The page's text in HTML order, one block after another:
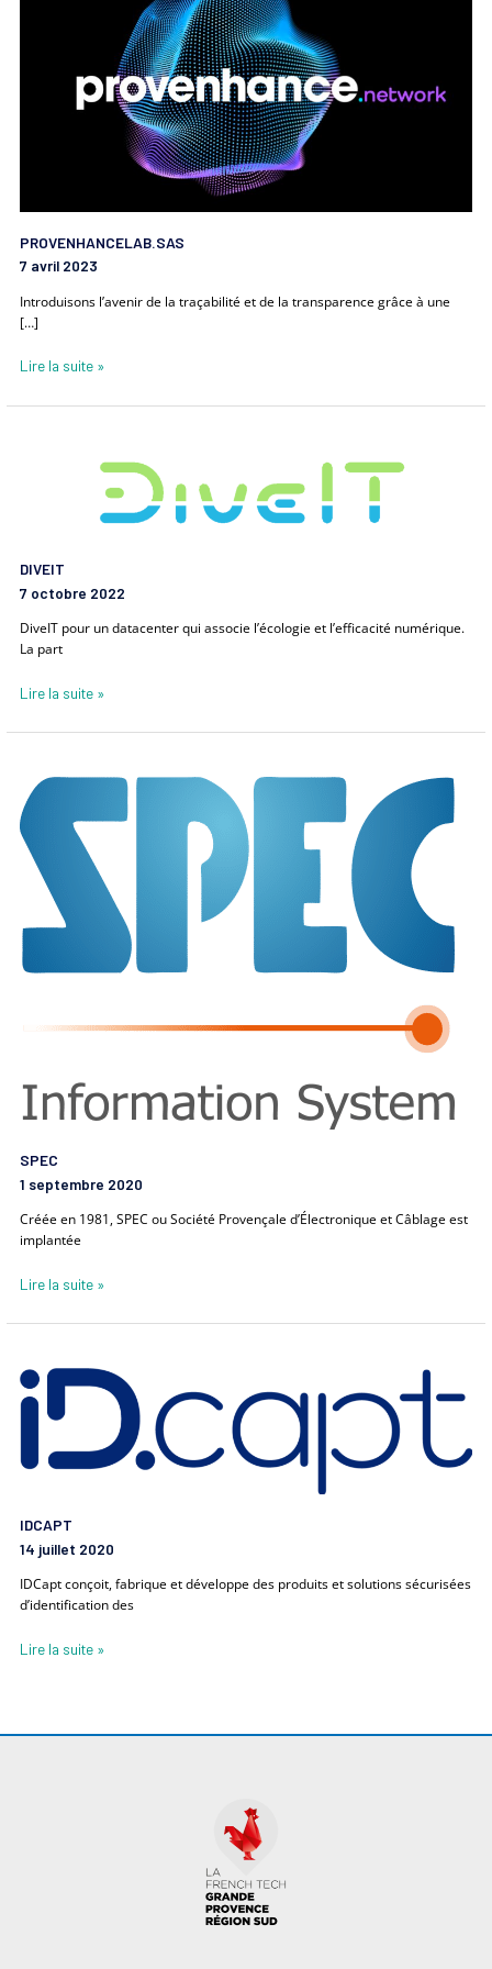
PROVENHANCELAB.SAS
7 avril 2023
Introduisons l’avenir de la traçabilité et de la transparence grâce à une
[…]
Lire la suite »
DIVEIT
7 octobre 2022
DiveIT pour un datacenter qui associe l’écologie et l’efficacité numérique.
La part
Lire la suite »
SPEC
1 septembre 2020
Créée en 1981, SPEC ou Société Provençale d’Électronique et Câblage est
implantée
SPEC
Lire la suite »
IDCAPT
14 juillet 2020
IDCapt conçoit, fabrique et développe des produits et solutions sécurisées
d’identification des
IDCapt
Lire la suite »